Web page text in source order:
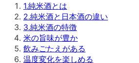
1.純米酒とは
2.純米酒と日本酒の違い
3.純米酒の特徴
米の旨味が豊か
飲みごたえがある
温度変化を楽しめる